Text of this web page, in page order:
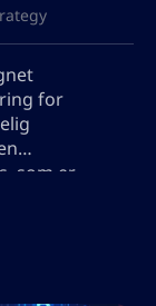
for
som er